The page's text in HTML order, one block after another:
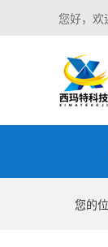
您好，欢
您的位